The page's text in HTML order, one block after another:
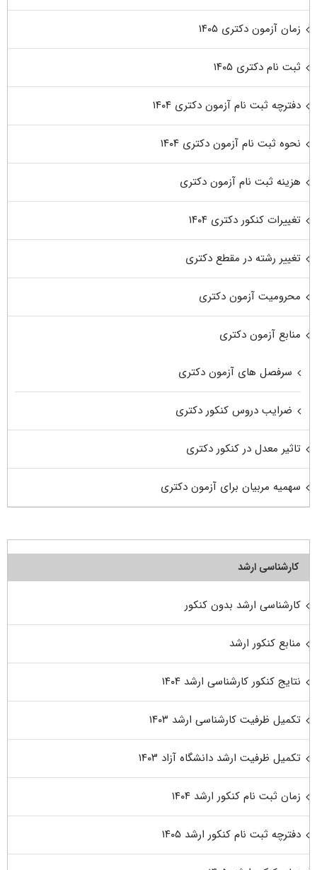
زمان آزمون دکتری ۱۴۰۵
ثبت نام دکتری ۱۴۰۵
دفترچه ثبت نام آزمون دکتری ۱۴۰۴
نحوه ثبت نام آزمون دکتری ۱۴۰۴
هزینه ثبت نام آزمون دکتری
تغییرات کنکور دکتری ۱۴۰۴
تغییر رشته در مقطع دکتری
محرومیت آزمون دکتری
منابع آزمون دکتری
سرفصل های آزمون دکتری
ضرایب دروس کنکور دکتری
تاثیر معدل در کنکور دکتری
سهمیه مربیان برای آزمون دکتری
کارشناسی ارشد
کارشناسی ارشد بدون کنکور
منابع کنکور ارشد
نتایج کنکور کارشناسی ارشد ۱۴۰۴
تکمیل ظرفیت کارشناسی ارشد ۱۴۰۳
تکمیل ظرفیت ارشد دانشگاه آزاد ۱۴۰۳
زمان ثبت نام کنکور ارشد ۱۴۰۴
دفترچه ثبت نام کنکور ارشد ۱۴۰۵